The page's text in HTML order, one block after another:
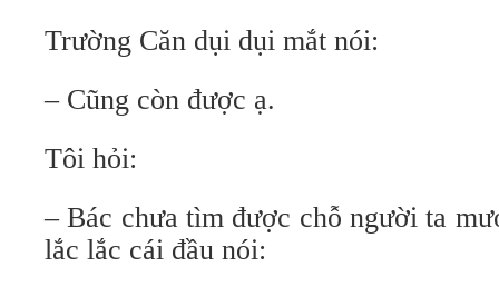
Trường Căn dụi dụi mắt nói:
– Cũng còn được ạ.
Tôi hỏi:
– Bác chưa tìm được chỗ người ta
lắc lắc cái đầu nói: